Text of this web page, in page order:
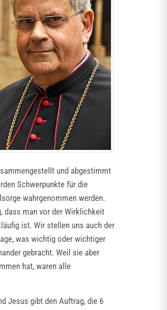
und abgestimmt
Schwerpunkte für die
wahrgenommen werden.
dass man vor der Wirklichkeit
ist. Wir stellen uns auch der
was wichtig oder wichtiger
gebracht. Weil sie aber
hat, waren alle
Jesus gibt den Auftrag, die 6